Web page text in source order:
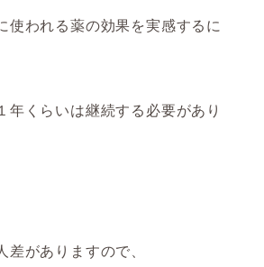
使われる薬の効果を実感するに
年 くらいは継続する必要があり
がありますので、